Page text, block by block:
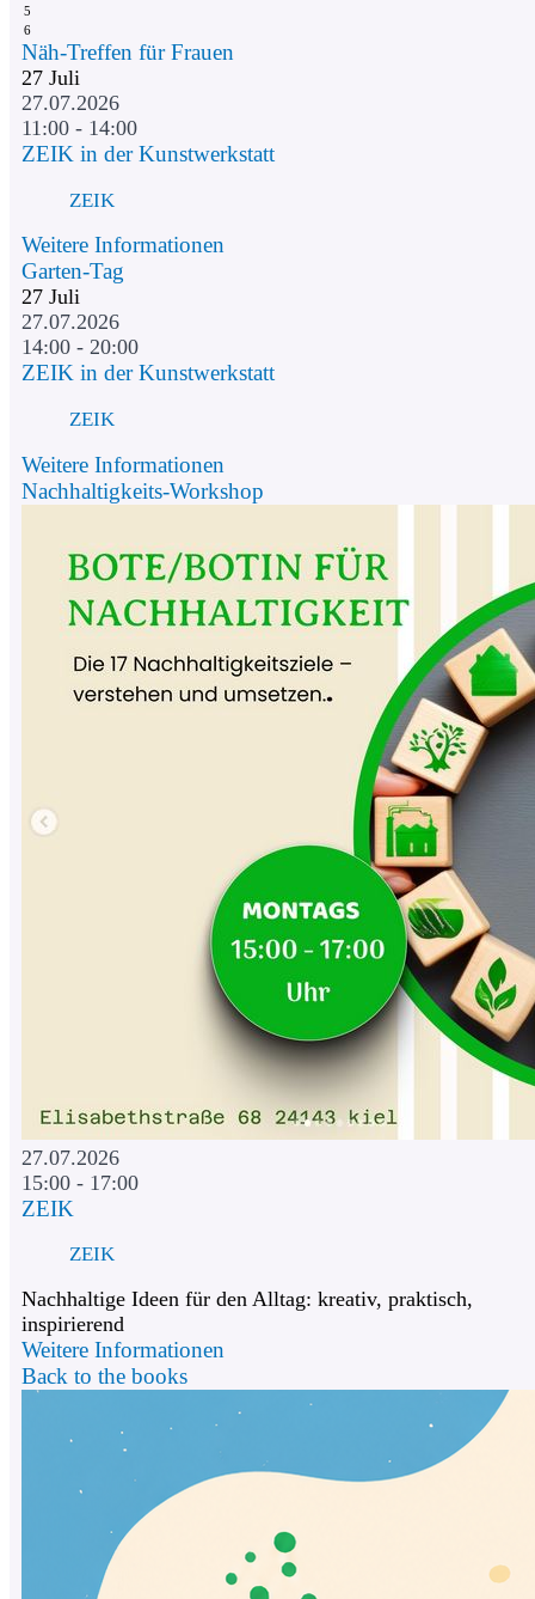
5
6
Näh-Treffen für Frauen
27 Juli
27.07.2026
11:00 - 14:00
ZEIK in der Kunstwerkstatt
ZEIK
Weitere Informationen
Garten-Tag
27 Juli
27.07.2026
14:00 - 20:00
ZEIK in der Kunstwerkstatt
ZEIK
Weitere Informationen
Nachhaltigkeits-Workshop
27.07.2026
15:00 - 17:00
ZEIK
ZEIK
Nachhaltige Ideen für den Alltag: kreativ, praktisch,
inspirierend
Weitere Informationen
Back to the books